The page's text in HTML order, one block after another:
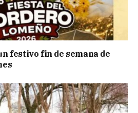
festivo fin de semana de